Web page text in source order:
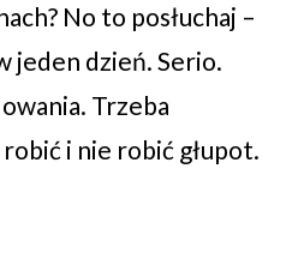
No to posłuchaj –
jeden dzień. Serio.
Trzeba
i nie robić głupot.